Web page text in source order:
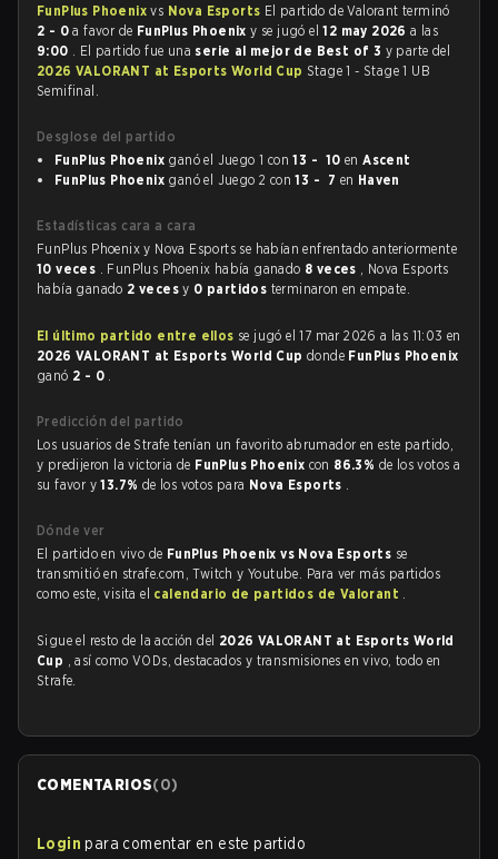
FunPlus Phoenixvs Nova Esports El partido de Valorant terminó
2 - 0 a favor de FunPlus Phoenixy se jugó el12 may 2026a las
9:00 . El partido fue una serie al mejor de Best of 3 y parte del
2026 VALORANT at Esports World Cup Stage 1 - Stage 1 UB
Semifinal.
Desglose del partido
FunPlus Phoenix ganó el Juego 1 con13 - 10 enAscent
FunPlus Phoenix ganó el Juego 2 con13 - 7 en Haven
Estadísticas cara a cara
FunPlus Phoenix y Nova Esports se habían enfrentado anteriormente
10 veces . FunPlus Phoenix había ganado 8 veces , Nova Esports
había ganado 2 vecesy 0 partidos terminaron en empate.
El último partido entre ellos se jugó el 17 mar 2026 a las 11:03 en
2026 VALORANT at Esports World Cup donde FunPlus Phoenix
ganó 2 - 0 .
Predicción del partido
Los usuarios de Strafe tenían un favorito abrumador en este partido,
y predijeron la victoria de FunPlus Phoenix con 86.3% de los votos a
su favor y13.7% de los votos para Nova Esports .
Dónde ver
El partido en vivo de FunPlus Phoenix vs Nova Esports se
transmitió en strafe.com, Twitch y Youtube. Para ver más partidos
como este, visita el calendario de partidos de Valorant .
Sigue el resto de la acción del 2026 VALORANT at Esports World
Cup , así como VODs, destacados y transmisiones en vivo, todo en
Strafe.
COMENTARIOS(0)
Login para comentar en este partido